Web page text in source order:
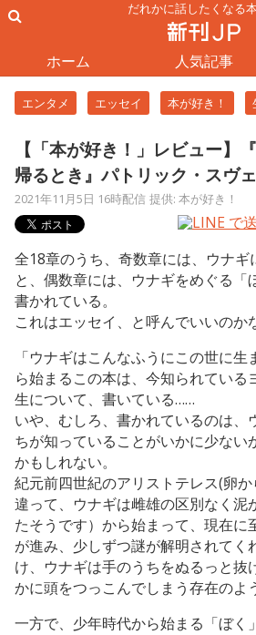
だれかに話したくなる
ホーム 人気記事
エンタメ エッセイ 本が好き！
【「本が好き！」レビュー】
帰るとき』パトリック・スヴ
2021年11月5日 16時配信 提供: 本が好き！
全18章のうち、奇数章には、ウナギ
と、偶数章には、ウナギをめぐる「
書かれている。
これはエッセイ、と呼んでいいのか
「ウナギはこんなふうにこの世に
ら始まるこの本は、今知られている
生について、書いている……
いや、むしろ、書かれているのは、
ちが知っていることがいかに少ない
かもしれない。
紀元前四世紀のアリストテレス(卵
違って、ウナギは雌雄の区別なく泥
たそうです）から始まって、現在に
が進み、少しずつ謎が解明されてく
け、ウナギは手のうちをぬるっと抜
かに頭をつっこんでしまう存在のよ
一方で、少年時代から始まる「ぼく